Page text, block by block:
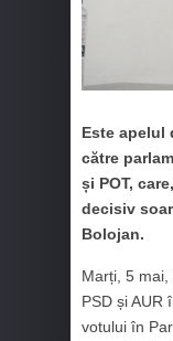
Este apelul
către
și POT,
decisiv
Bolojan.
Marți, 5
PSD și AUR
votului în